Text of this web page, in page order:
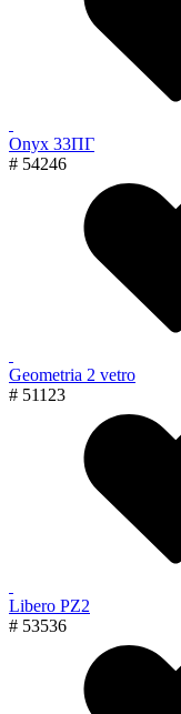
Onyx 33ПГ
# 54246
Geometria 2 vetro
# 51123
Libero PZ2
# 53536